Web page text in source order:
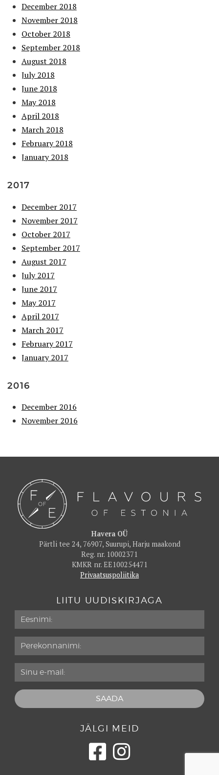
December 2018
November 2018
October 2018
September 2018
August 2018
July 2018
June 2018
May 2018
April 2018
March 2018
February 2018
January 2018
2017
December 2017
November 2017
October 2017
September 2017
August 2017
July 2017
June 2017
May 2017
April 2017
March 2017
February 2017
January 2017
2016
December 2016
November 2016
Havera OÜ
Pärtli tee 24, 76907, Suurupi, Harju maakond
Reg. nr. 10002371
KMKR nr. EE100254471
Privaatsuspoliitika
LIITU UUDISKIRJAGA
JÄLGI MEID